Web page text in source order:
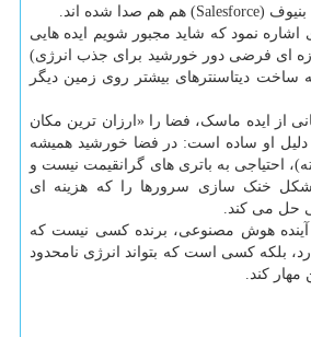
اشاره نمود که شاید مجبور شویم ایده هایی
ای فرضی دور خورشید برای جذب انرژی)
ساخت دیتاسنترهای بیشتر روی زمین دیگر
از ایده ماسک، فضا را «ارزان ترین مکان
دلیل او ساده است: در فضا خورشید همیشه
(انرژی ۲۴ ساعته)، احتیاجی به باتری های گرانقیمت نیست و
خنک سازی سرورها را که هزینه ای
حل می کند.
هوش مصنوعی، برنده کسی نیست که
بلکه کسی است که بتواند انرژی نامحدود
مهار کند.